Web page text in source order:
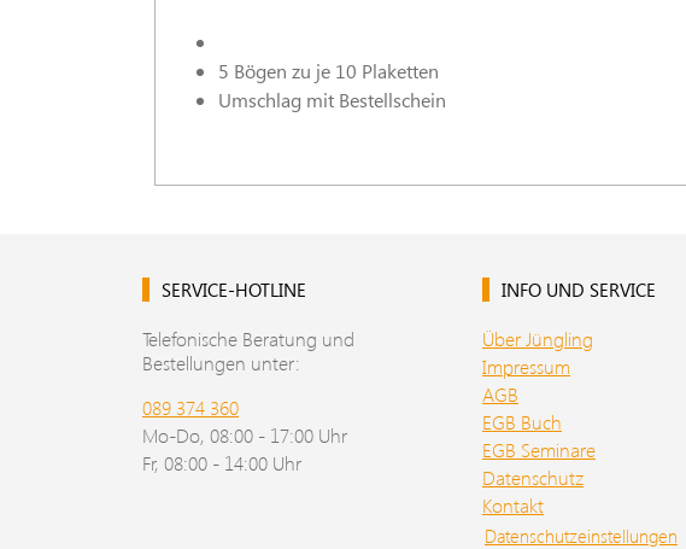
5 Bögen zu je 10 Plaketten
Umschlag mit Bestellschein
SERVICE-HOTLINE
Telefonische Beratung und
Bestellungen unter:
089 374 360
Mo-Do, 08:00 - 17:00 Uhr
Fr, 08:00 - 14:00 Uhr
INFO UND SERVICE
Über Jüngling
Impressum
AGB
EGB Buch
EGB Seminare
Datenschutz
Kontakt
Datenschutzeinstellungen